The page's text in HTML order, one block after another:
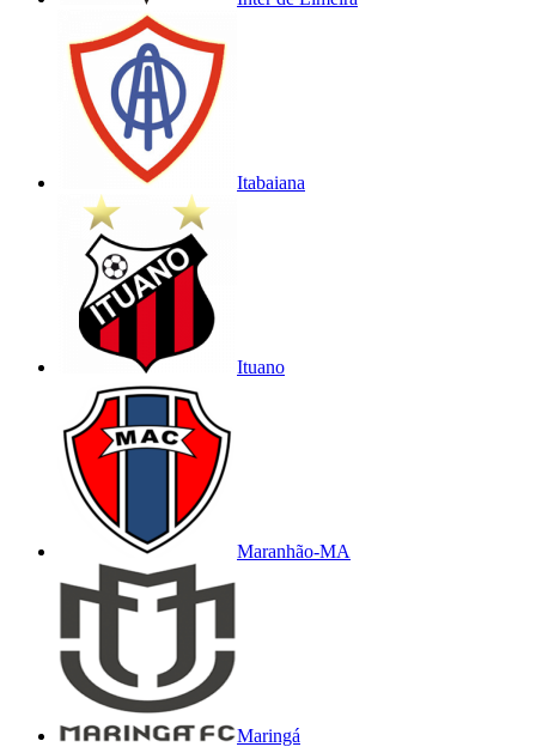
Itabaiana
Ituano
Maranhão-MA
Maringá